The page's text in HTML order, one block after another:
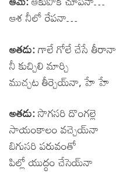
ఆశ నీలో రేపనా…
అతడు:గాలే గోలే చేసే తీరానా
నీ కుచ్చిలి మార్చి
ముచ్చట తీర్చెయ్‍నా, హే హే
అతడు:సొగసరి దొంగల్లె
సాయంకాలం వచ్చెయ్‍నా
బిగుసరి పరువంతో
పిల్లో యుద్ధం చేసెయ్‍నా